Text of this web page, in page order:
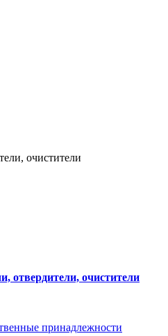
очистители
отвердители, очистители
принадлежности